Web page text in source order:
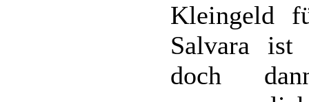
Kleingeld
Salvara ist
doch